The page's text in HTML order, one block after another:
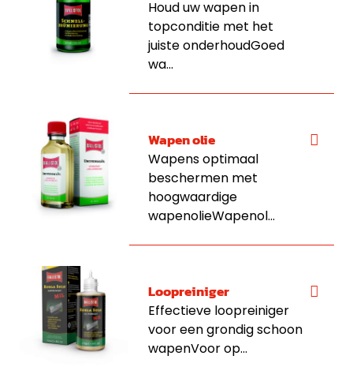
Houd uw wapen in
topconditie met het
juiste onderhoudGoed
wa...
Wapen olie
Wapens optimaal
beschermen met
hoogwaardige
wapenolieWapenol...
Loopreiniger
Effectieve loopreiniger
voor een grondig schoon
wapenVoor op...